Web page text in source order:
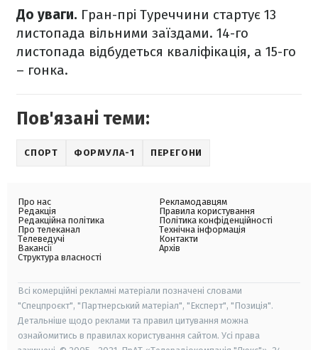
До уваги. Гран-прі Туреччини стартує 13
листопада вільними заїздами. 14-го
листопада відбудеться кваліфікація, а 15-го
– гонка.
Пов'язані теми:
СПОРТ ФОРМУЛА-1 ПЕРЕГОНИ
Про нас
Редакція
Редакційна політика
Про телеканал
Телеведучі
Вакансії
Структура власності
Рекламодавцям
Правила користування
Політика конфіденційності
Технічна інформація
Контакти
Архів
Всі комерційні рекламні матеріали позначені словами
"Спецпроєкт", "Партнерський матеріал", "Експерт", "Позиція".
Детальніше щодо реклами та правил цитування можна
ознайомитись в правилах користування сайтом. Усі права